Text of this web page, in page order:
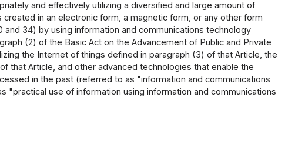
and effectively utilizing a diversified and large amount of
in an electronic form, a magnetic form, or any other form
34) by using information and communications technology
(2) of the Basic Act on the Advancement of Public and Private
the Internet of things defined in paragraph (3) of that Article, the
that Article, and other advanced technologies that enable the
in the past (referred to as "information and communications
use of information using information and communications